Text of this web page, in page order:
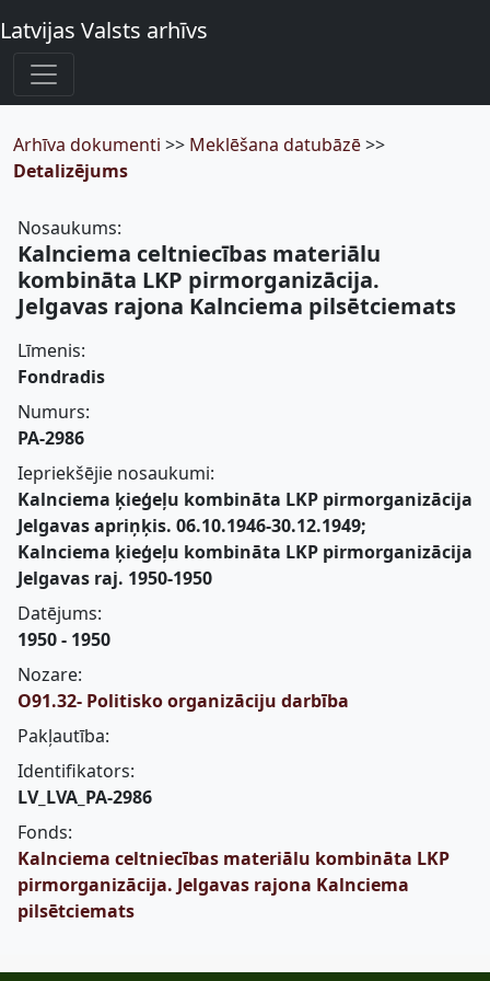
Latvijas Valsts arhīvs
Arhīva dokumenti >> Meklēšana datubāzē>>
Detalizējums
Nosaukums:
Kalnciema celtniecības materiālu
kombināta LKP pirmorganizācija.
Jelgavas rajona Kalnciema pilsētciemats
Līmenis:
Fondradis
Numurs:
PA-2986
Iepriekšējie nosaukumi:
Kalnciema ķieģeļu kombināta LKP pirmorganizācija
Jelgavas apriņķis. 06.10.1946-30.12.1949;
Kalnciema ķieģeļu kombināta LKP pirmorganizācija
Jelgavas raj. 1950-1950
Datējums:
1950 - 1950
Nozare:
O91.32- Politisko organizāciju darbība
Pakļautība:
Identifikators:
LV_LVA_PA-2986
Fonds:
Kalnciema celtniecības materiālu kombināta LKP
pirmorganizācija. Jelgavas rajona Kalnciema
pilsētciemats